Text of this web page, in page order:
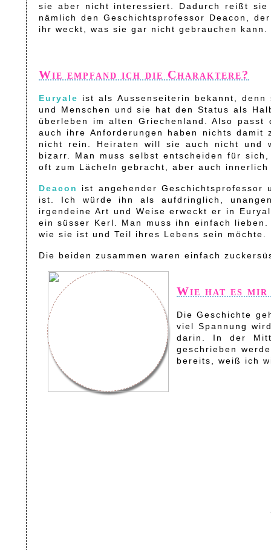
sie aber nicht interessiert. Dadurch reißt sie
nämlich den Geschichtsprofessor Deacon,
ihr weckt, was sie gar nicht gebrauchen kann.
Wie empfand ich die Charaktere?
Euryale
ist als Aussenseiterin bekannt,
und Menschen und sie hat den Status als
überleben im alten Griechenland. Also
auch ihre Anforderungen haben nichts
nicht rein. Heiraten will sie auch nicht und
bizarr. Man muss selbst entscheiden für
oft zum Lächeln gebracht, aber auch
Deacon
ist angehender
ist. Ich würde ihn als aufdringlich,
irgendeine Art und Weise erweckt er in
ein süsser Kerl. Man muss ihn einfach
wie sie ist und Teil ihres Lebens sein möchte.
Die beiden zusammen waren einfach
Wie hat es
Die Geschichte
viel Spannung
darin. In der
geschrieben
bereits, weiß ich